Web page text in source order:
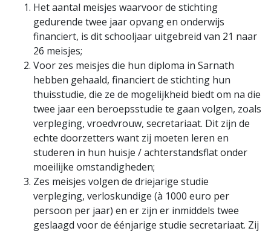
Het aantal meisjes waarvoor de stichting
gedurende twee jaar opvang en onderwijs
financiert, is dit schooljaar uitgebreid van 21 naar
26 meisjes;
Voor zes meisjes die hun diploma in Sarnath
hebben gehaald, financiert de stichting hun
thuisstudie, die ze de mogelijkheid biedt om na die
twee jaar een beroepsstudie te gaan volgen, zoals
verpleging, vroedvrouw, secretariaat. Dit zijn de
echte doorzetters want zij moeten leren en
studeren in hun huisje / achterstandsflat onder
moeilijke omstandigheden;
Zes meisjes volgen de driejarige studie
verpleging, verloskundige (à 1000 euro per
persoon per jaar) en er zijn er inmiddels twee
geslaagd voor de éénjarige studie secretariaat. Zij